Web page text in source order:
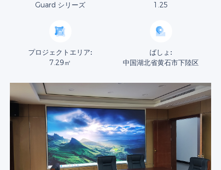
Guard シリーズ
1.25
プロジェクトエリア:
7.29㎡
ばしょ:
中国湖北省黄石市下陸区